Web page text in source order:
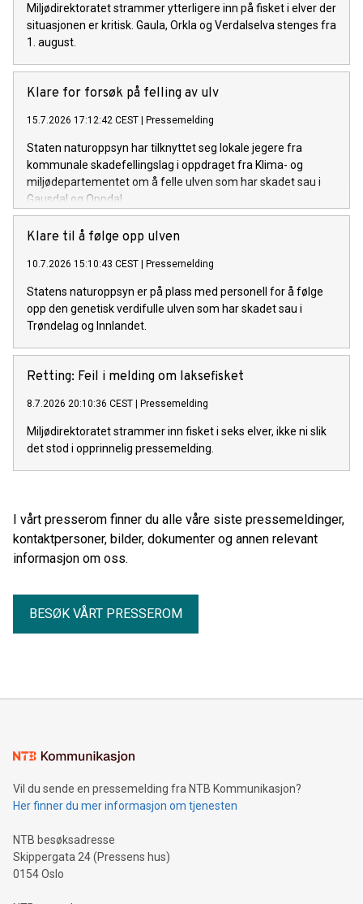
Miljødirektoratet strammer ytterligere inn på fisket i elver der
situasjonen er kritisk. Gaula, Orkla og Verdalselva stenges fra
1. august.
Klare for forsøk på felling av ulv
15.7.2026 17:12:42 CEST | Pressemelding
Staten naturoppsyn har tilknyttet seg lokale jegere fra
kommunale skadefellingslag i oppdraget fra Klima- og
miljødepartementet om å felle ulven som har skadet sau i
Gausdal og Oppdal.
Klare til å følge opp ulven
10.7.2026 15:10:43 CEST | Pressemelding
Statens naturoppsyn er på plass med personell for å følge
opp den genetisk verdifulle ulven som har skadet sau i
Trøndelag og Innlandet.
Retting: Feil i melding om laksefisket
8.7.2026 20:10:36 CEST | Pressemelding
Miljødirektoratet strammer inn fisket i seks elver, ikke ni slik
det stod i opprinnelig pressemelding.
I vårt presserom finner du alle våre siste pressemeldinger,
kontaktpersoner, bilder, dokumenter og annen relevant
informasjon om oss.
BESØK VÅRT PRESSEROM
Vil du sende en pressemelding fra NTB Kommunikasjon?
Her finner du mer informasjon om tjenesten
NTB besøksadresse
Skippergata 24 (Pressens hus)
0154 Oslo